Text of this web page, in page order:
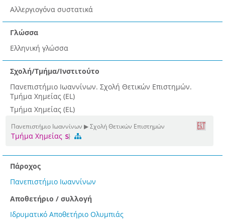
Αλλεργιογόνα συστατικά
Γλώσσα
Ελληνική γλώσσα
Σχολή/Τμήμα/Ινστιτούτο
Πανεπιστήμιο Ιωαννίνων. Σχολή Θετικών Επιστημών.
Τμήμα Χημείας (EL)
Τμήμα Χημείας (EL)
Πανεπιστήμιο Ιωαννίνων ▶ Σχολή Θετικών Επιστημών
Τμήμα Χημείας
Πάροχος
Πανεπιστήμιο Ιωαννίνων
Αποθετήριο / συλλογή
Ιδρυματικό Αποθετήριο Ολυμπιάς